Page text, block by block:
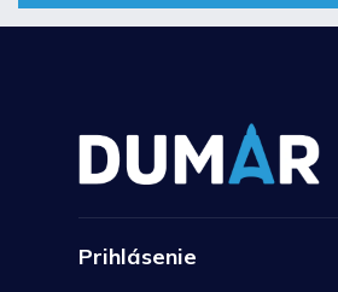
Prihlásenie